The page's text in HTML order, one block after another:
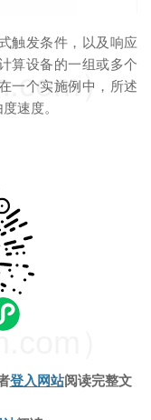
触发条件，以及响应
算设备的一组或多个
一个实施例中，所述
速度。
登入网站阅读完整文
）
）